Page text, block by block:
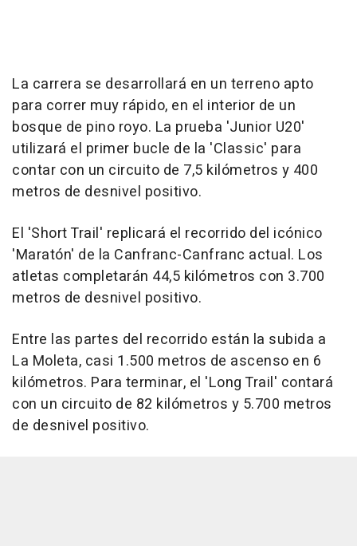
La carrera se desarrollará en un terreno apto
para correr muy rápido, en el interior de un
bosque de pino royo. La prueba 'Junior U20'
utilizará el primer bucle de la 'Classic' para
contar con un circuito de 7,5 kilómetros y 400
metros de desnivel positivo.
El 'Short Trail' replicará el recorrido del icónico
'Maratón' de la Canfranc-Canfranc actual. Los
atletas completarán 44,5 kilómetros con 3.700
metros de desnivel positivo.
Entre las partes del recorrido están la subida a
La Moleta, casi 1.500 metros de ascenso en 6
kilómetros. Para terminar, el 'Long Trail' contará
con un circuito de 82 kilómetros y 5.700 metros
de desnivel positivo.